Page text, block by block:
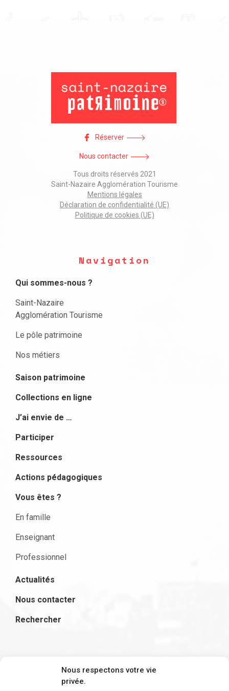
Nous respectons votre vie
privée.
Réserver
Nous contacter
Tous droits réservés 2021
Saint-Nazaire Agglomération Tourisme
Mentions légales
Déclaration de confidentialité (UE)
Politique de cookies (UE)
Navigation
Qui sommes-nous ?
Saint-Nazaire
Agglomération Tourisme
Le pôle patrimoine
Nos métiers
Saison patrimoine
Collections en ligne
J’ai envie de …
Participer
Ressources
Actions pédagogiques
Vous êtes ?
En famille
Enseignant
Professionnel
Actualités
Nous contacter
Rechercher
S'inscrire à la newsletter